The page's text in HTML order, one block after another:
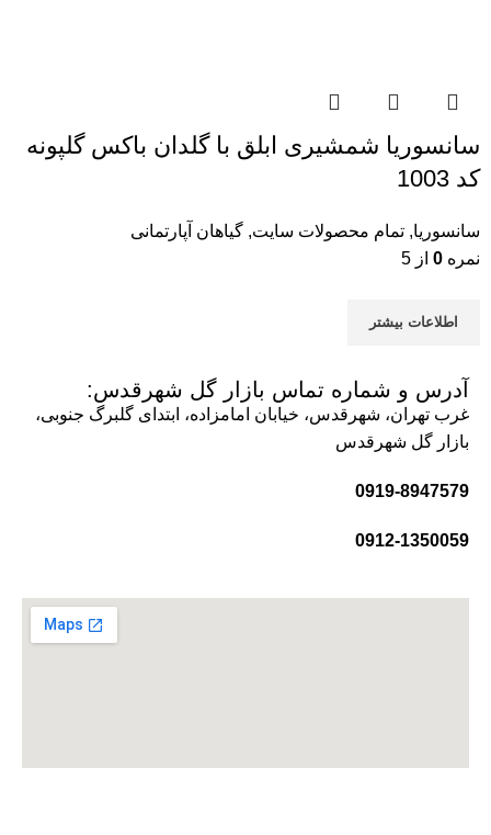
سانسوریا شمشیری ابلق با گلدان باکس گلپونه
کد 1003
سانسوریا, تمام محصولات سایت, گیاهان آپارتمانی
نمره 0 از 5
اطلاعات بیشتر
آدرس و شماره تماس بازار گل شهرقدس:
غرب تهران، شهرقدس، خیابان امامزاده، ابتدای گلبرگ جنوبی،
بازار گل شهرقدس
0919-8947579
0912-1350059